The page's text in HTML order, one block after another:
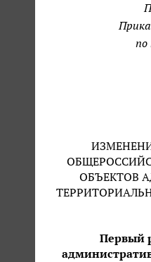
по
ОБЪЕКТОВ
Первый